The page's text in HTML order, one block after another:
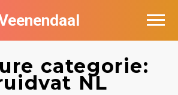
categorie:
NL
in Veendaal